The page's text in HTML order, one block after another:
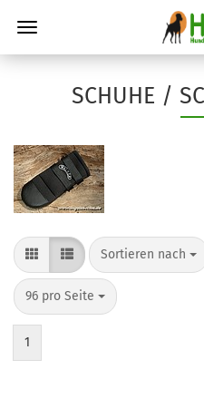
SCHUHE /
Sortieren nach
Sortieren nach
96 pro Seite
pro Seite
1